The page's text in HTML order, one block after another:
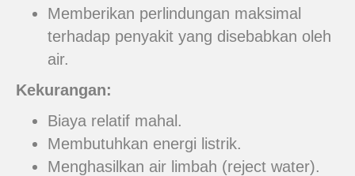
Memberikan perlindungan maksimal
terhadap penyakit yang disebabkan oleh
air.
Kekurangan:
Biaya relatif mahal.
Membutuhkan energi listrik.
Menghasilkan air limbah (reject water).